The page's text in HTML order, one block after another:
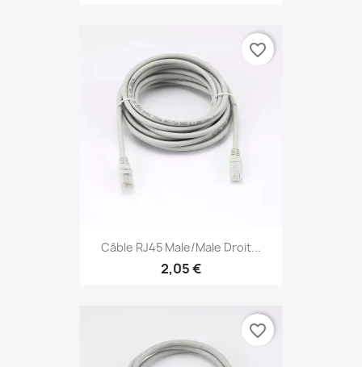
Câble RJ45 Male/Male Droit...
2,05 €
favorite_border
favorite_border